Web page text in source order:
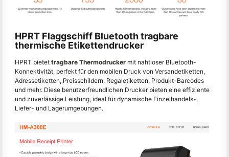
HPRT Flaggschiff Bluetooth tragbare
thermische Etikettendrucker
HPRT bietet tragbare Thermodrucker mit nahtloser Bluetooth-
Konnektivität, perfekt für den mobilen Druck von Versandetiketten,
Adressetiketten, Preisschildern, Regaletiketten, Produkt-Barcodes
und mehr. Diese benutzerfreundlichen Drucker bieten eine effiziente
und zuverlässige Leistung, ideal für dynamische Einzelhandels-,
Liefer- und Lagerumgebungen.